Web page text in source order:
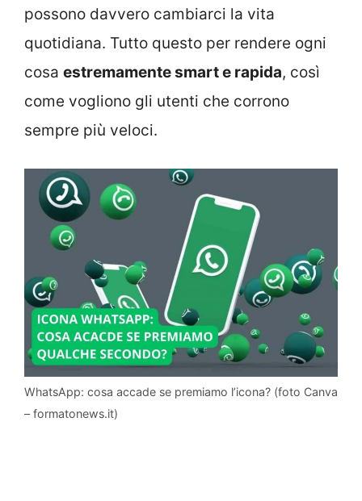
possono davvero cambiarci la vita
quotidiana. Tutto questo per rendere ogni
cosa estremamente smart e rapida, così
come vogliono gli utenti che corrono
sempre più veloci.
WhatsApp: cosa accade se premiamo l’icona? (foto Canva
– formatonews.it)